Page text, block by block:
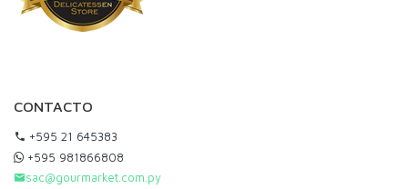
CONTACTO
+595 21 645383
+595 981866808
sac@gourmarket.com.py